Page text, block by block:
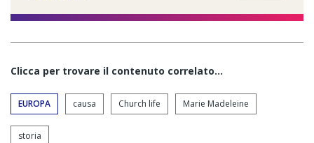
Clicca per trovare il contenuto correlato...
EUROPA causa Church life Marie Madeleine
storia